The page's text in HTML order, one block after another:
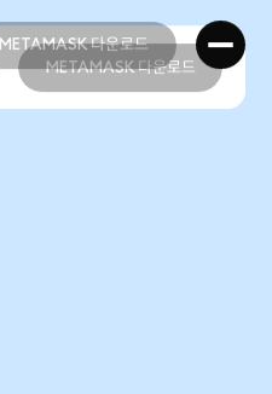
METAMASK 다운로드
METAMASK 다운로드
METAMASK 다운로드